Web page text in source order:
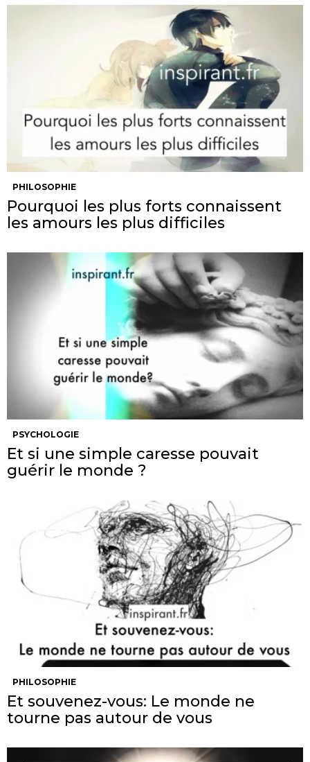
PHILOSOPHIE
Pourquoi les plus forts connaissent
les amours les plus difficiles
PSYCHOLOGIE
Et si une simple caresse pouvait
guérir le monde ?
PHILOSOPHIE
Et souvenez-vous: Le monde ne
tourne pas autour de vous